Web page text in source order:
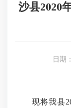
沙县2020
日期
现将我县